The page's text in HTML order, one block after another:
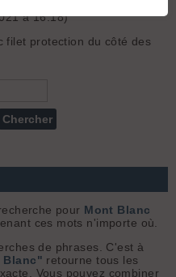
à 16:18)
filet protection du côté des
pour Mont Blanc
ces mots n'importe où.
de phrases. C'est à
Blanc" retourne tous les
Vous pouvez combiner